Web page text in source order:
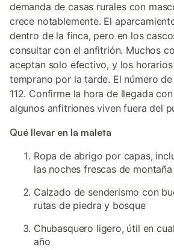
demanda de casas rurales con
crece notablemente. El
dentro de la finca, pero en los
consultar con el anfitrión. Muchos
aceptan solo efectivo, y los
temprano por la tarde. El número
112. Confirme la hora de llegada
algunos anfitriones viven fuera del
Qué llevar en la maleta
Ropa de abrigo por capas,
las noches frescas de montaña
Calzado de senderismo con
rutas de piedra y bosque
Chubasquero ligero, útil en
año